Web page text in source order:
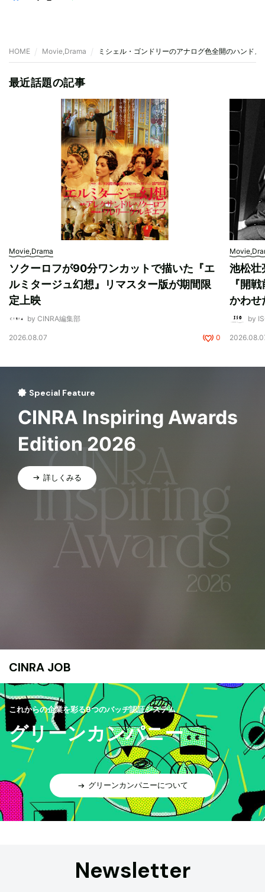
HOME Movie,Drama ミシェル・ゴンドリーのアナログ色全開のハンド
最近話題の記事
Movie,Drama
ソクーロフが90分ワンカットで描いた『エ
ルミタージュ幻想』リマスター版が期間限
定上映
by CINRA編集部
2026.08.07 0
池松壮
『開
かわせ
by
Special Feature
CINRA Inspiring Awards
Edition 2026
詳しくみる
CINRA JOB
これからの企業を彩る9つのバッヂ認証システム
グリーンカンパニー
グリーンカンパニーについて
Newsletter